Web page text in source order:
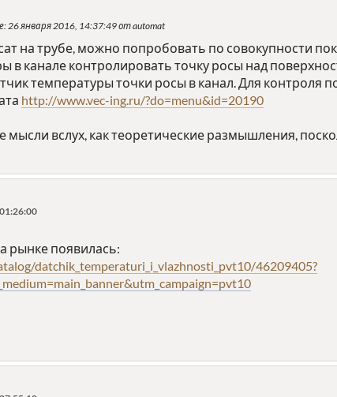
: 26 января 2016, 14:37:49 от automat
на трубе, можно попробовать по совокупности
в канале контролировать точку росы над
температуры точки росы в канал. Для контроля
http://www.vec-ing.ru/?do=menu&id=20190
мысли вслух, как теоретические размышления,
рынке появилась:
datchik_temperaturi_i_vlazhnosti_pvt10/46209405?